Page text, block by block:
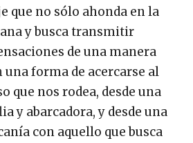
que no sólo ahonda en la
y busca transmitir
de una manera
una forma de acercarse al
que nos rodea, desde una
y abarcadora, y desde una
con aquello que busca